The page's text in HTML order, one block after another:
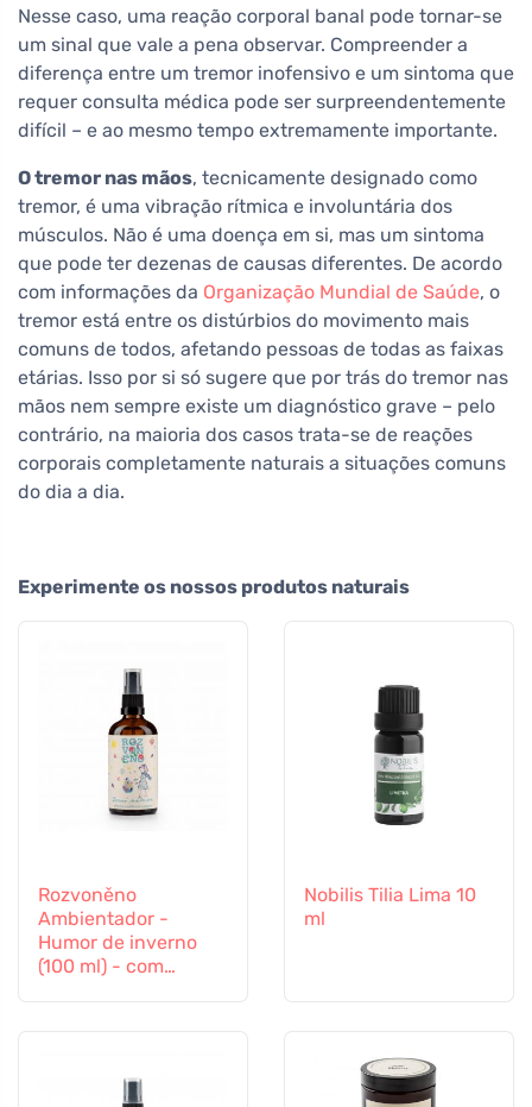
Nesse caso, uma reação corporal banal pode tornar-se
um sinal que vale a pena observar. Compreender a
diferença entre um tremor inofensivo e um sintoma que
requer consulta médica pode ser surpreendentemente
difícil – e ao mesmo tempo extremamente importante.
O tremor nas mãos, tecnicamente designado como
tremor, é uma vibração rítmica e involuntária dos
músculos. Não é uma doença em si, mas um sintoma
que pode ter dezenas de causas diferentes. De acordo
com informações da Organização Mundial de Saúde, o
tremor está entre os distúrbios do movimento mais
comuns de todos, afetando pessoas de todas as faixas
etárias. Isso por si só sugere que por trás do tremor nas
mãos nem sempre existe um diagnóstico grave – pelo
contrário, na maioria dos casos trata-se de reações
corporais completamente naturais a situações comuns
do dia a dia.
Experimente os nossos produtos naturais
Rozvoněno
Ambientador -
Humor de inverno
(100 ml) - com
Nobilis Tilia Lima 10
ml